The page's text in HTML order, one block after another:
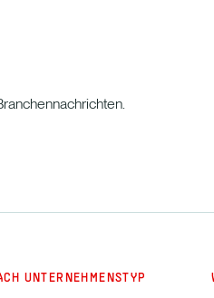
UNTERNEHMENSTYP